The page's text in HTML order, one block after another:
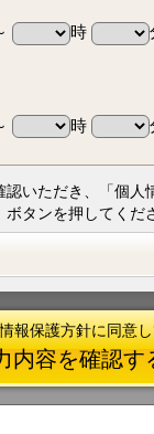
時
時
いただき、「個人
タンを押してくだ
報保護方針に同意
内容を確認す